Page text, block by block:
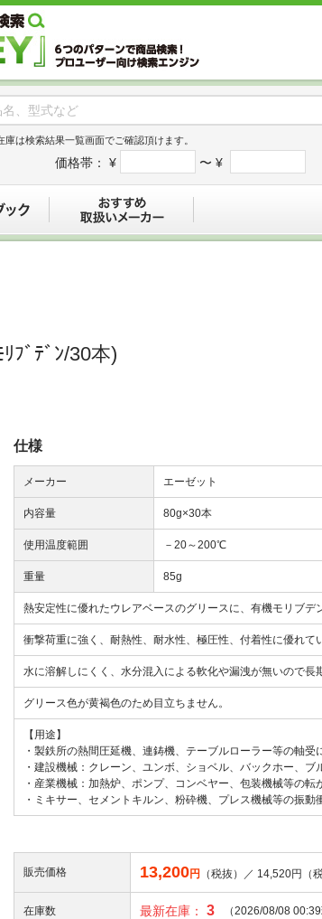
は検索結果一覧画面でご確認頂けます。
価格帯： ¥ 〜 ¥
ﾌﾞﾃﾞﾝ/30本)
仕様
メーカー エーゼット
内容量 80g×30本
使用温度範囲 －20～200℃
重量 85g
熱安定性に優れたウレアベースのグリースに、有機モリブデ
衝撃荷重に強く、耐熱性、耐水性、極圧性、付着性に優れて
水に溶解しにくく、水分混入による軟化や漏洩が無いので長
グリース色が黄褐色のため目立ちません。
【用途】
・製鉄所の熱間圧延機、連鋳機、テーブルローラー等の軸受
・建設機械：クレーン、ユンボ、ショベル、バックホー、
・産業機械：加熱炉、ポンプ、コンベヤー、包装機械等の
・ミキサー、セメントキルン、粉砕機、プレス機械等の振動
販売価格 13,200円 （税抜）／ 14,520円（
在庫数 最新在庫： 3 （2026/08/08 00:39